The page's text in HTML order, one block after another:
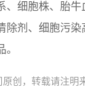
、细胞株、胎
除剂、细胞污
创，转载请注明